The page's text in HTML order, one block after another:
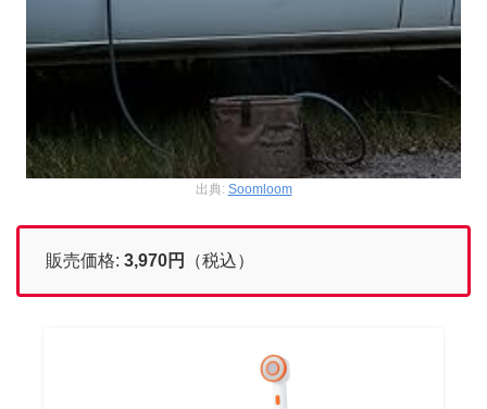
出典: Soomloom
販売価格: 3,970円 （税込）